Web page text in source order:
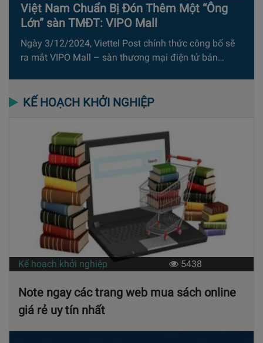
Việt Nam Chuẩn Bị Đón Thêm Một “Ông
Lớn” sàn TMĐT: VIPO Mall
Ngày 3/12/2024, Viettel Post chính thức công bố sẽ
ra mắt VIPO Mall – sàn thương mại điện tử bán…
KẾ HOẠCH KHỞI NGHIỆP
Kế hoạch khởi nghiệp 5438
Note ngay các trang web mua sách online
giá rẻ uy tín nhất